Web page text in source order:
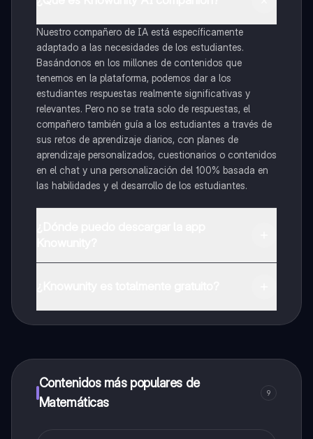
Nuestro compañero de IA está específicamente
adaptado a las necesidades de los estudiantes.
Basándonos en los millones de contenidos que
tenemos en la plataforma, podemos dar a los
estudiantes respuestas realmente significativas y
relevantes. Pero no se trata solo de respuestas, el
compañero también guía a los estudiantes a través de
sus retos de aprendizaje diarios, con planes de
aprendizaje personalizados, cuestionarios o contenidos
en el chat y una personalización del 100% basada en
las habilidades y el desarrollo de los estudiantes.
a determinadas funciones.
Contenidos más populares de
Matemáticas
9